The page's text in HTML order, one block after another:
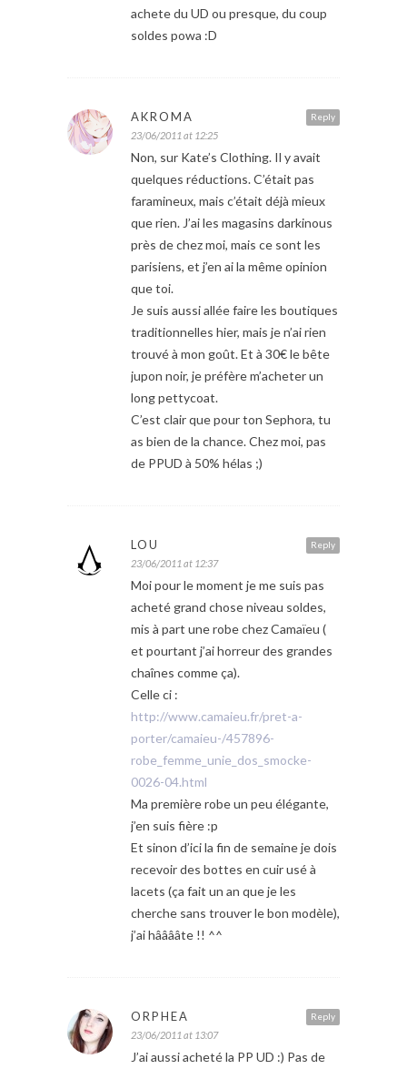
achete du UD ou presque, du coup
soldes powa :D
Reply
AKROMA
23/06/2011 at 12:25
Non, sur Kate’s Clothing. Il y avait
quelques réductions. C’était pas
faramineux, mais c’était déjà mieux
que rien. J’ai les magasins darkinous
près de chez moi, mais ce sont les
parisiens, et j’en ai la même opinion
que toi.
Je suis aussi allée faire les boutiques
traditionnelles hier, mais je n’ai rien
trouvé à mon goût. Et à 30€ le bête
jupon noir, je préfère m’acheter un
long pettycoat.
C’est clair que pour ton Sephora, tu
as bien de la chance. Chez moi, pas
de PPUD à 50% hélas ;)
Reply
LOU
23/06/2011 at 12:37
Moi pour le moment je me suis pas
acheté grand chose niveau soldes,
mis à part une robe chez Camaïeu (
et pourtant j’ai horreur des grandes
chaînes comme ça).
Celle ci :
http://www.camaieu.fr/pret-a-
porter/camaieu-/457896-
robe_femme_unie_dos_smocke-
0026-04.html
Ma première robe un peu élégante,
j’en suis fière :p
Et sinon d’ici la fin de semaine je dois
recevoir des bottes en cuir usé à
lacets (ça fait un an que je les
cherche sans trouver le bon modèle),
j’ai hââââte !! ^^
Reply
ORPHEA
23/06/2011 at 13:07
J’ai aussi acheté la PP UD :) Pas de